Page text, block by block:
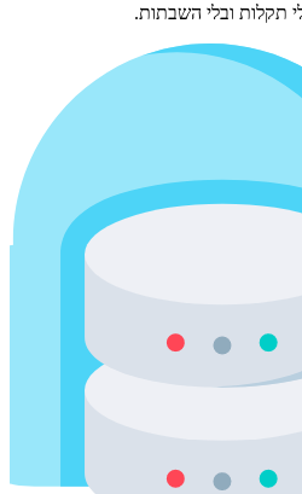
תקלות ובלי השבתות.